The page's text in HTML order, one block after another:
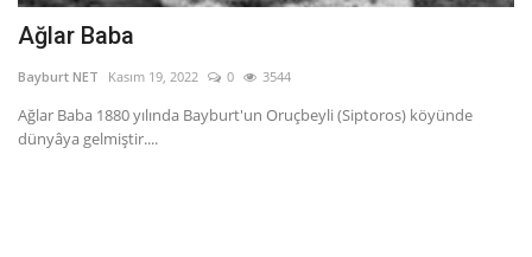
Ağlar Baba
Bayburt NET Kasım 19, 2022 0 3544
Ağlar Baba 1880 yılında Bayburt'un Oruçbeyli (Siptoros) köyünde
dünyâya gelmiştir....